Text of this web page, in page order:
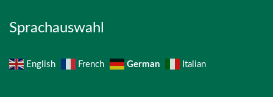
Sprachauswahl
English French German Italian